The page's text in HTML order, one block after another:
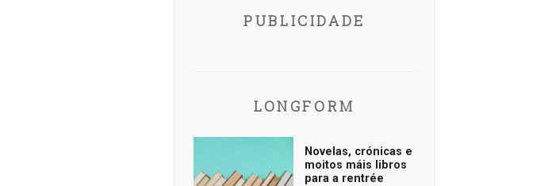
PUBLICIDADE
LONGFORM
Novelas, crónicas e
moitos máis libros
para a rentrée